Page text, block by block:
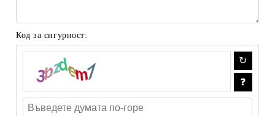
Код за сигурност: